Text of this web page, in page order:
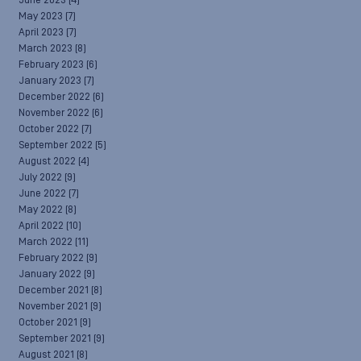
May 2023 (7)
April 2023 (7)
March 2023 (8)
February 2023 (6)
January 2023 (7)
December 2022 (6)
November 2022 (6)
October 2022 (7)
September 2022 (5)
August 2022 (4)
July 2022 (9)
June 2022 (7)
May 2022 (8)
April 2022 (10)
March 2022 (11)
February 2022 (9)
January 2022 (9)
December 2021 (8)
November 2021 (9)
October 2021 (9)
September 2021 (9)
August 2021 (8)